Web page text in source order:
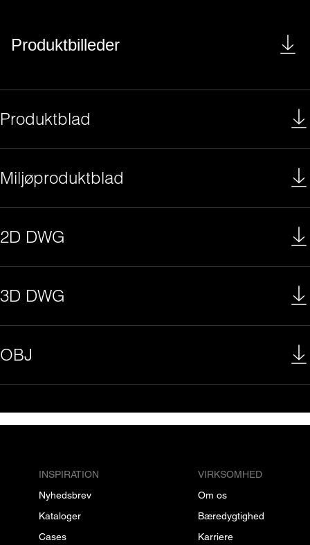
Produktbilleder
Produktblad
Miljøproduktblad
2D DWG
3D DWG
OBJ
INSPIRATION
Nyhedsbrev
Kataloger
Cases
VIRKSOMHED
Om os
Bæredygtighed
Karriere